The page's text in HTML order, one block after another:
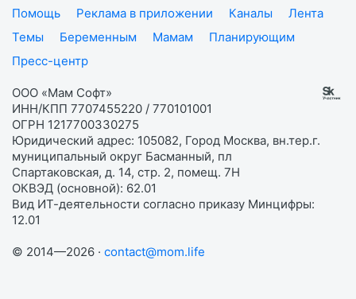
Помощь
Реклама в приложении Каналы
Лента
Темы
Беременным Мамам
Планирующим
Пресс-центр
ООО «Мам Софт»
ИНН/КПП 7707455220 / 770101001
ОГРН 1217700330275
Юридический адрес: 105082, Город Москва, вн.тер.г.
муниципальный округ Басманный, пл
Спартаковская, д. 14, стр. 2, помещ. 7Н
ОКВЭД (основной): 62.01
Вид ИТ-деятельности согласно приказу Минцифры:
12.01
© 2014—2026 · contact@mom.life